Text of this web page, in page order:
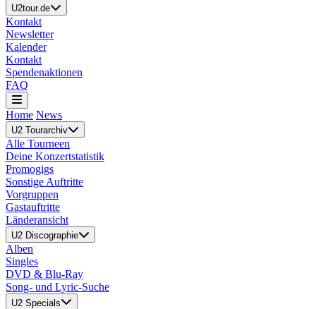
U2tour.de
Kontakt
Newsletter
Kalender
Kontakt
Spendenaktionen
FAQ
Home News
U2 Tourarchiv
Alle Tourneen
Deine Konzertstatistik
Promogigs
Sonstige Auftritte
Vorgruppen
Gastauftritte
Länderansicht
U2 Discographie
Alben
Singles
DVD & Blu-Ray
Song- und Lyric-Suche
U2 Specials